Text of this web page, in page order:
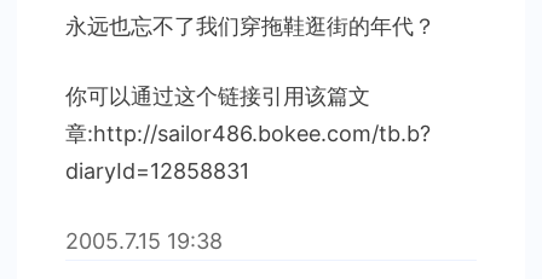
永远也忘不了我们穿拖鞋逛街的年代？
你可以通过这个链接引用该篇文
章:http://sailor486.bokee.com/tb.b?
diaryId=12858831
2005.7.15 19:38